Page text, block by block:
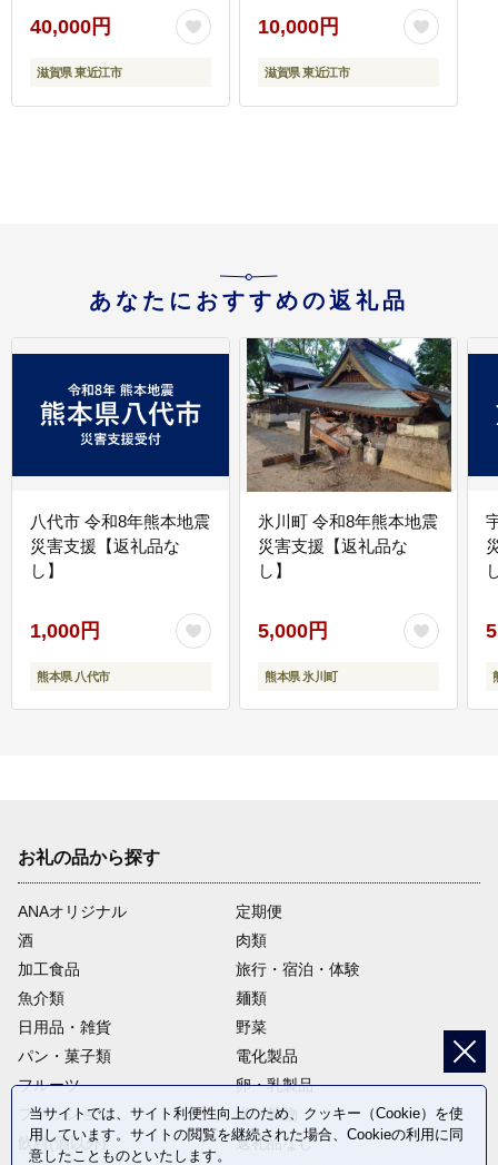
近江市 D28 野菜セット
旬野菜 定期便 詰め合わ
せ お取り寄せ 産地直送
江市産
40,000円
滋賀県 東近江市
野菜 厳選 お取り寄せ
10,000円
滋賀県 東近江市
あなたにおすすめの返礼品
八代市 令和8年熊本地震
災害支援【返礼品な
し】
1,000円
熊本県 八代市
氷川町 令和8年熊本地震
災害支援【返礼品な
し】
5,000円
熊本県 氷川町
お礼の品から探す
ANAオリジナル
定期便
酒
肉類
加工食品
旅行・宿泊・体験
魚介類
麺類
日用品・雑貨
野菜
パン・菓子類
電化製品
フルーツ
卵・乳製品
ファッション
米・穀物
飲料(酒以外)
返礼品なし
当サイトでは、サイト利便性向上のため、クッキー（Cookie）を使
用しています。サイトの閲覧を継続された場合、Cookieの利用に同
意したことものといたします。